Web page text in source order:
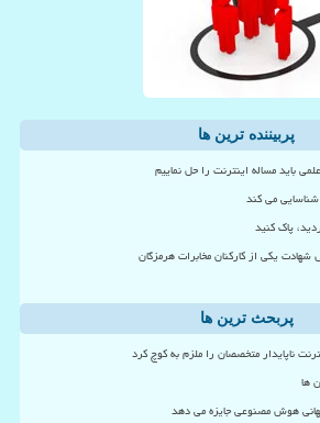
پربیننده ترین ها
باید مساله اینترنت را حل نماییم
شناسایی می کند
پاک کنید
شهادت یکی از کارکنان مخابرات هرمزگان
پربحث ترین ها
ناپایدار متخصصان را ملزم به کوچ کرد
ها
هوش مصنوعی جایزه می دهد